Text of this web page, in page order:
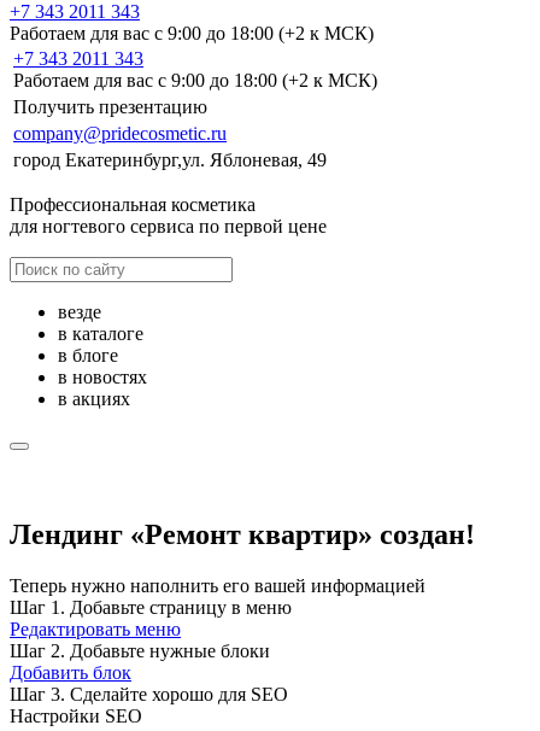
+7 343 2011 343
Работаем для вас с 9:00 до 18:00 (+2 к МСК)
+7 343 2011 343
Работаем для вас с 9:00 до 18:00 (+2 к МСК)
Получить презентацию
company@pridecosmetic.ru
город Екатеринбург,ул. Яблоневая, 49
Профессиональная косметика
для ногтевого сервиса по первой цене
везде
в каталоге
в блоге
в новостях
в акциях
Лендинг «Ремонт квартир» создан!
Теперь нужно наполнить его вашей информацией
Шаг 1. Добавьте страницу в меню
Редактировать меню
Шаг 2. Добавьте нужные блоки
Добавить блок
Шаг 3. Сделайте хорошо для SEO
Настройки SEO